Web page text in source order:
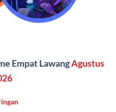
300Mbps, kuota
operator, dan akses
yang membutuhkan
Empat LawangAgustus